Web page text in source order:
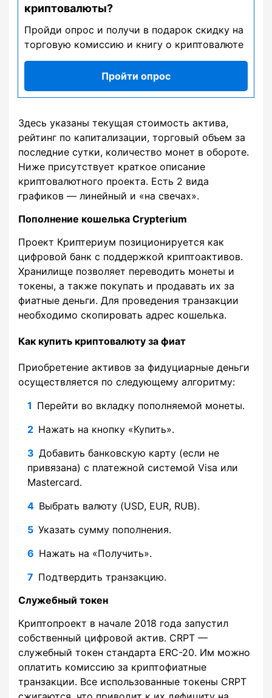
криптовалюты?
Пройди опрос и получи в подарок скидку на
торговую комиссию и книгу о криптовалюте
Пройти опрос
Здесь указаны текущая стоимость актива,
рейтинг по капитализации, торговый объем за
последние сутки, количество монет в обороте.
Ниже присутствует краткое описание
криптовалютного проекта. Есть 2 вида
графиков — линейный и «на свечах».
Пополнение кошелька Crypterium
Проект Криптериум позиционируется как
цифровой банк с поддержкой криптоактивов.
Хранилище позволяет переводить монеты и
токены, а также покупать и продавать их за
фиатные деньги. Для проведения транзакции
необходимо скопировать адрес кошелька.
Как купить криптовалюту за фиат
Приобретение активов за фидуциарные деньги
осуществляется по следующему алгоритму:
Перейти во вкладку пополняемой монеты.
Нажать на кнопку «Купить».
Добавить банковскую карту (если не
привязана) с платежной системой Visa или
Mastercard.
Выбрать валюту (USD, EUR, RUB).
Указать сумму пополнения.
Нажать на «Получить».
Подтвердить транзакцию.
Служебный токен
Криптопроект в начале 2018 года запустил
собственный цифровой актив. CRPT —
служебный токен стандарта ERC-20. Им можно
оплатить комиссию за криптофиатные
транзакции. Все использованные токены CRPT